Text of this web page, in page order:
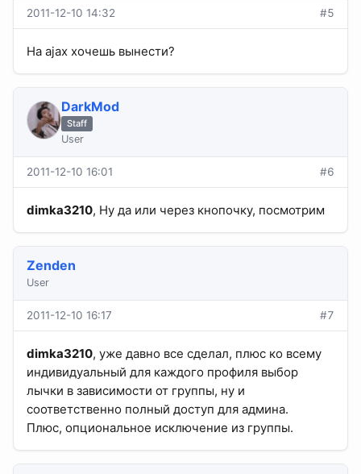
2011-12-10 14:32 #5
На ajax хочешь вынести?
DarkMod
Staff
User
2011-12-10 16:01 #6
dimka3210, Ну да или через кнопочку, посмотрим
Zenden
User
2011-12-10 16:17 #7
dimka3210, уже давно все сделал, плюс ко всему
индивидуальный для каждого профиля выбор
лычки в зависимости от группы, ну и
соответственно полный доступ для админа.
Плюс, опциональное исключение из группы.